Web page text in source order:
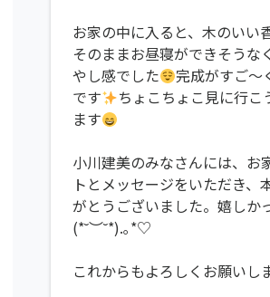
お家の中に入ると、木のいい
そのままお昼寝ができそうな
やし感でした
完成がすご〜
です
ちょこちょこ見に行こ
ます
小川建美のみなさんには、お
トとメッセージをいただき、
がとうございました。嬉しか
(*˘︶˘*).｡*♡
これからもよろしくお願いし